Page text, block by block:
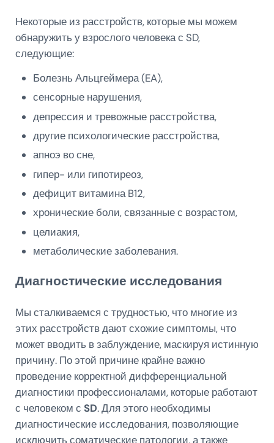
Некоторые из расстройств, которые мы можем
обнаружить у взрослого человека с SD,
следующие:
Болезнь Альцгеймера (EA),
сенсорные нарушения,
депрессия и тревожные расстройства,
другие психологические расстройства,
апноэ во сне,
гипер- или гипотиреоз,
дефицит витамина B12,
хронические боли, связанные с возрастом,
целиакия,
метаболические заболевания.
Диагностические исследования
Мы сталкиваемся с трудностью, что многие из
этих расстройств дают схожие симптомы, что
может вводить в заблуждение, маскируя истинную
причину. По этой причине крайне важно
проведение корректной дифференциальной
диагностики профессионалами, которые работают
с человеком с SD. Для этого необходимы
диагностические исследования, позволяющие
исключить соматические патологии, а также